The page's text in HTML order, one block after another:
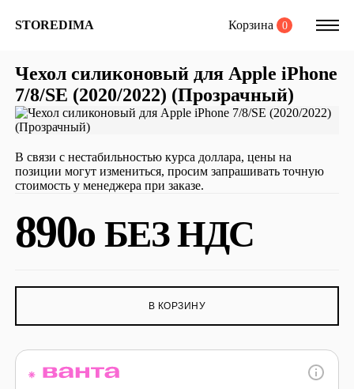
STOREDIMA Корзина 0
Чехол силиконовый для Apple iPhone
7/8/SE (2020/2022) (Прозрачный)
В связи с нестабильностью курса доллара, цены на
позиции могут измениться, просим запрашивать точную
стоимость у менеджера при заказе.
890o БЕЗ НДС
В КОРЗИНУ